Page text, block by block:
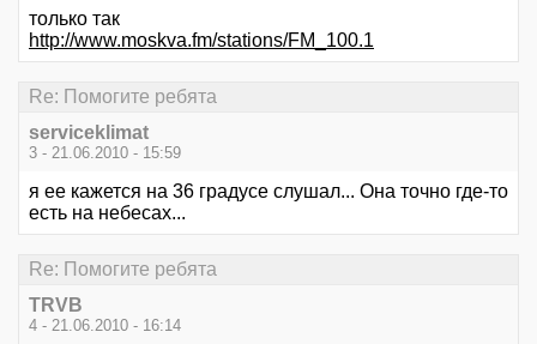
только так
http://www.moskva.fm/stations/FM_100.1
Re: Помогите ребята
serviceklimat
3 - 21.06.2010 - 15:59
я ее кажется на 36 градусе слушал... Она точно где-то
есть на небесах...
Re: Помогите ребята
TRVB
4 - 21.06.2010 - 16:14